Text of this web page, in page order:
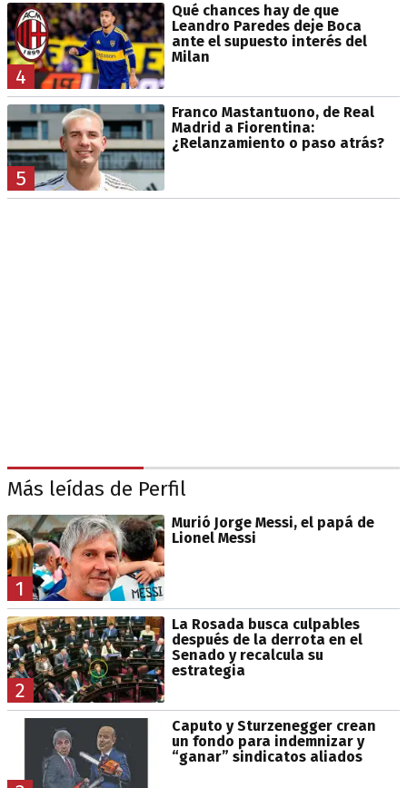
4
Qué chances hay de que
Leandro Paredes deje Boca
ante el supuesto interés del
Milan
5
Franco Mastantuono, de Real
Madrid a Fiorentina:
¿Relanzamiento o paso atrás?
Más leídas de Perfil
1
Murió Jorge Messi, el papá de
Lionel Messi
2
La Rosada busca culpables
después de la derrota en el
Senado y recalcula su
estrategia
Caputo y Sturzenegger crean
un fondo para indemnizar y
“ganar” sindicatos aliados